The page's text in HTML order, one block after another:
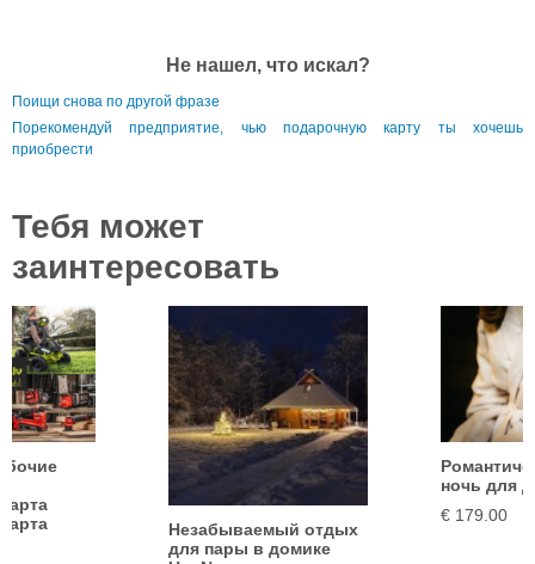
Не нашел, что искал?
Поищи снова по другой фразе
Порекомендуй предприятие, чью подарочную карту ты хочешь
приобрести
Тебя может
заинтересовать
Незабываемый отдых
для пары в домике
ночь для
€ 179.00